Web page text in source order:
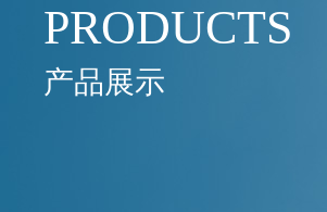
PRODUCTS
产品展示